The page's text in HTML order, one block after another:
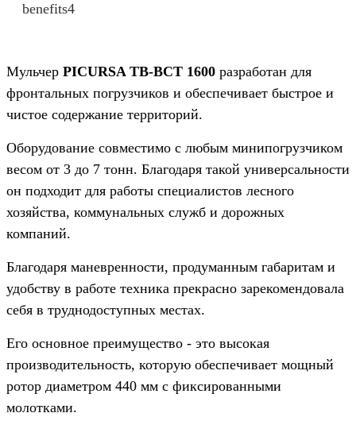
Мульчер PICURSA TB-BCT 1600 разработан для
фронтальных погрузчиков и обеспечивает быстрое и
чистое содержание территорий.
Оборудование совместимо с любым минипогрузчиком
весом от 3 до 7 тонн. Благодаря такой универсальности
он подходит для работы специалистов лесного
хозяйства, коммунальных служб и дорожных
компаний.
Благодаря маневренности, продуманным габаритам и
удобству в работе техника прекрасно зарекомендовала
себя в труднодоступных местах.
Его основное преимущество - это высокая
производительность, которую обеспечивает мощный
ротор диаметром 440 мм с фиксированными
молотками.